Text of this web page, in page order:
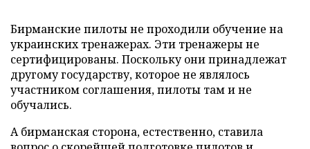
Бирманские пилоты не проходили обучение на
украинских тренажерах. Эти тренажеры не
сертифицированы. Поскольку они принадлежат
другому государству, которое не являлось
участником соглашения, пилоты там и не
обучались.
А бирманская сторона, естественно, ставила